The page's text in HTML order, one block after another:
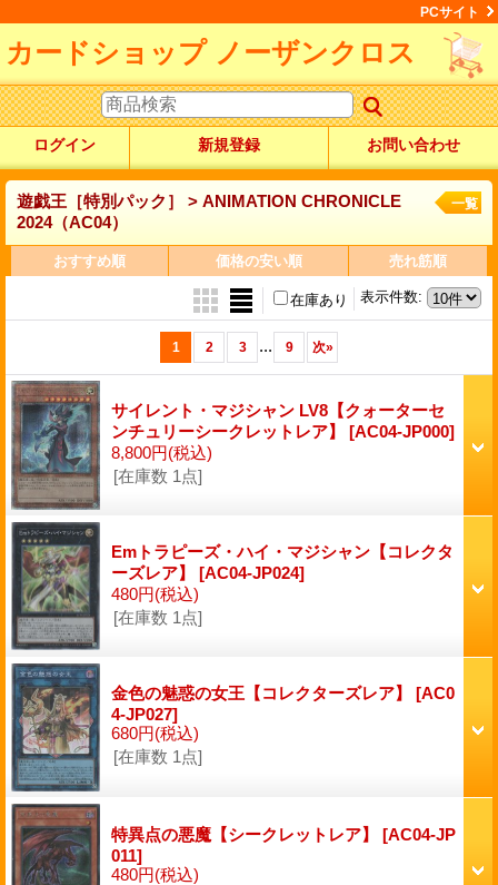
PCサイト
カードショップ ノーザンクロス
ログイン 新規登録 お問い合わせ
遊戯王［特別パック］ > ANIMATION CHRONICLE
2024（AC04）
一覧
おすすめ順 価格の安い順 売れ筋順
表示件数:
在庫あり
1 2 3 ... 9 次»
サイレント・マジシャン LV8【クォーターセ
ンチュリーシークレットレア】 [AC04-JP000]
8,800円(税込)
[在庫数 1点]
Emトラピーズ・ハイ・マジシャン【コレクタ
ーズレア】 [AC04-JP024]
480円(税込)
[在庫数 1点]
金色の魅惑の女王【コレクターズレア】 [AC0
4-JP027]
680円(税込)
[在庫数 1点]
特異点の悪魔【シークレットレア】 [AC04-JP
011]
480円(税込)